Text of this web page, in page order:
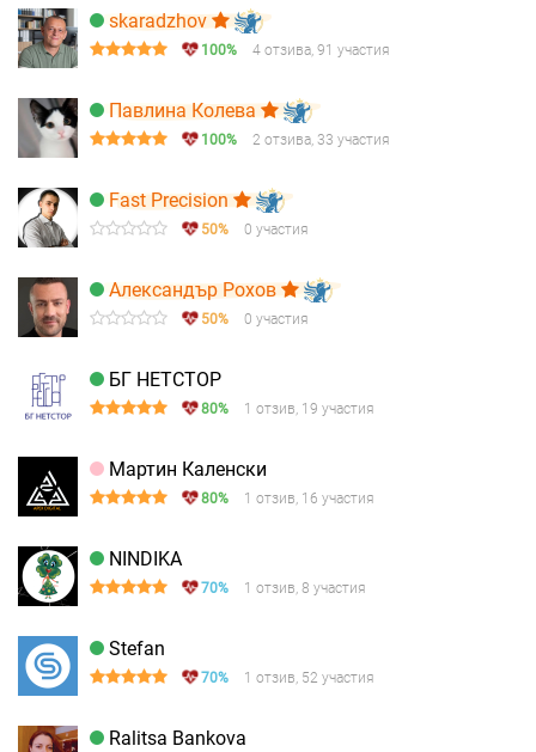
skaradzhov
100% 4 отзива, 91 участия
Павлина Колева
100% 2 отзива, 33 участия
Fast Precision
50% 0 участия
Александър Рохов
50% 0 участия
БГ НЕТСТОР
80% 1 отзив, 19 участия
Мартин Каленски
80% 1 отзив, 16 участия
NINDIKA
70% 1 отзив, 8 участия
Stefan
70% 1 отзив, 52 участия
Ralitsa Bankova